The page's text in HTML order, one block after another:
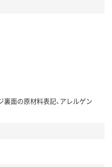
裏面の原材料表記、アレルゲン